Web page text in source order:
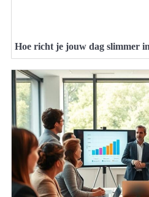
Hoe richt je jouw dag slimmer